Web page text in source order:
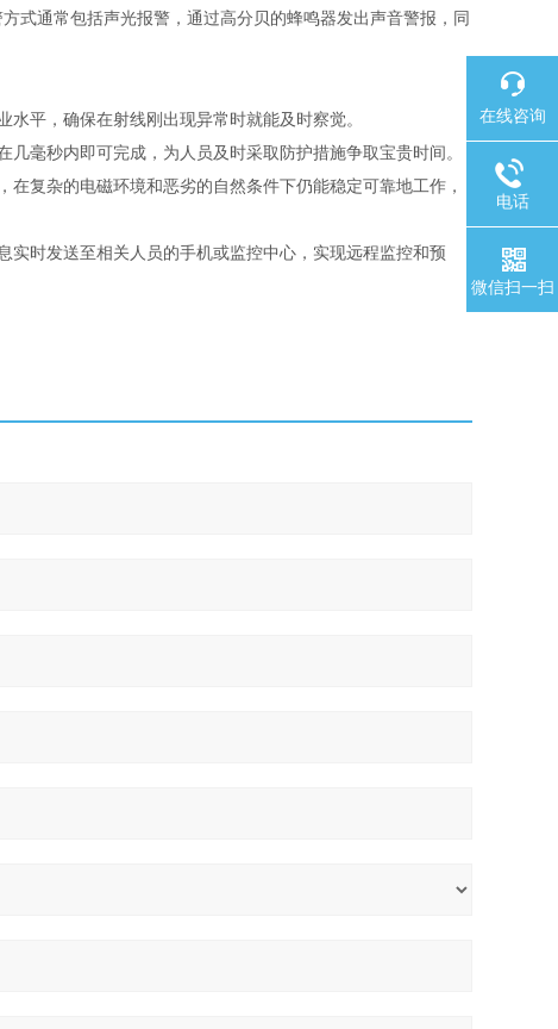
式通常包括声光报警，通过高分贝的蜂鸣器发出声音警报，同
平，确保在射线刚出现异常时就能及时察觉。
毫秒内即可完成，为人员及时采取防护措施争取宝贵时间。
复杂的电磁环境和恶劣的自然条件下仍能稳定可靠地工作，
实时发送至相关人员的手机或监控中心，实现远程监控和预
在线咨询
电话
微信扫一扫